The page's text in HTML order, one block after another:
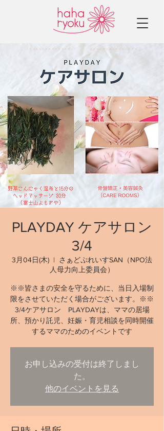
PLAYDAY ケアサロン
3/4
3月04日(木)
  |
さぁどぷれいすSAN（NPO法
人母力向上委員会）
※※皆さまの安全を守るために、当日入場制
限をさせていただく場合がございます。※※
3/4ケアサロン PLAYDAYは、ママの居場
所、預かり託児、妊娠・育児相談を同時開催
するママのためのイベントです
お申し込みの受付は終了しまし
た。
他のイベントを見る